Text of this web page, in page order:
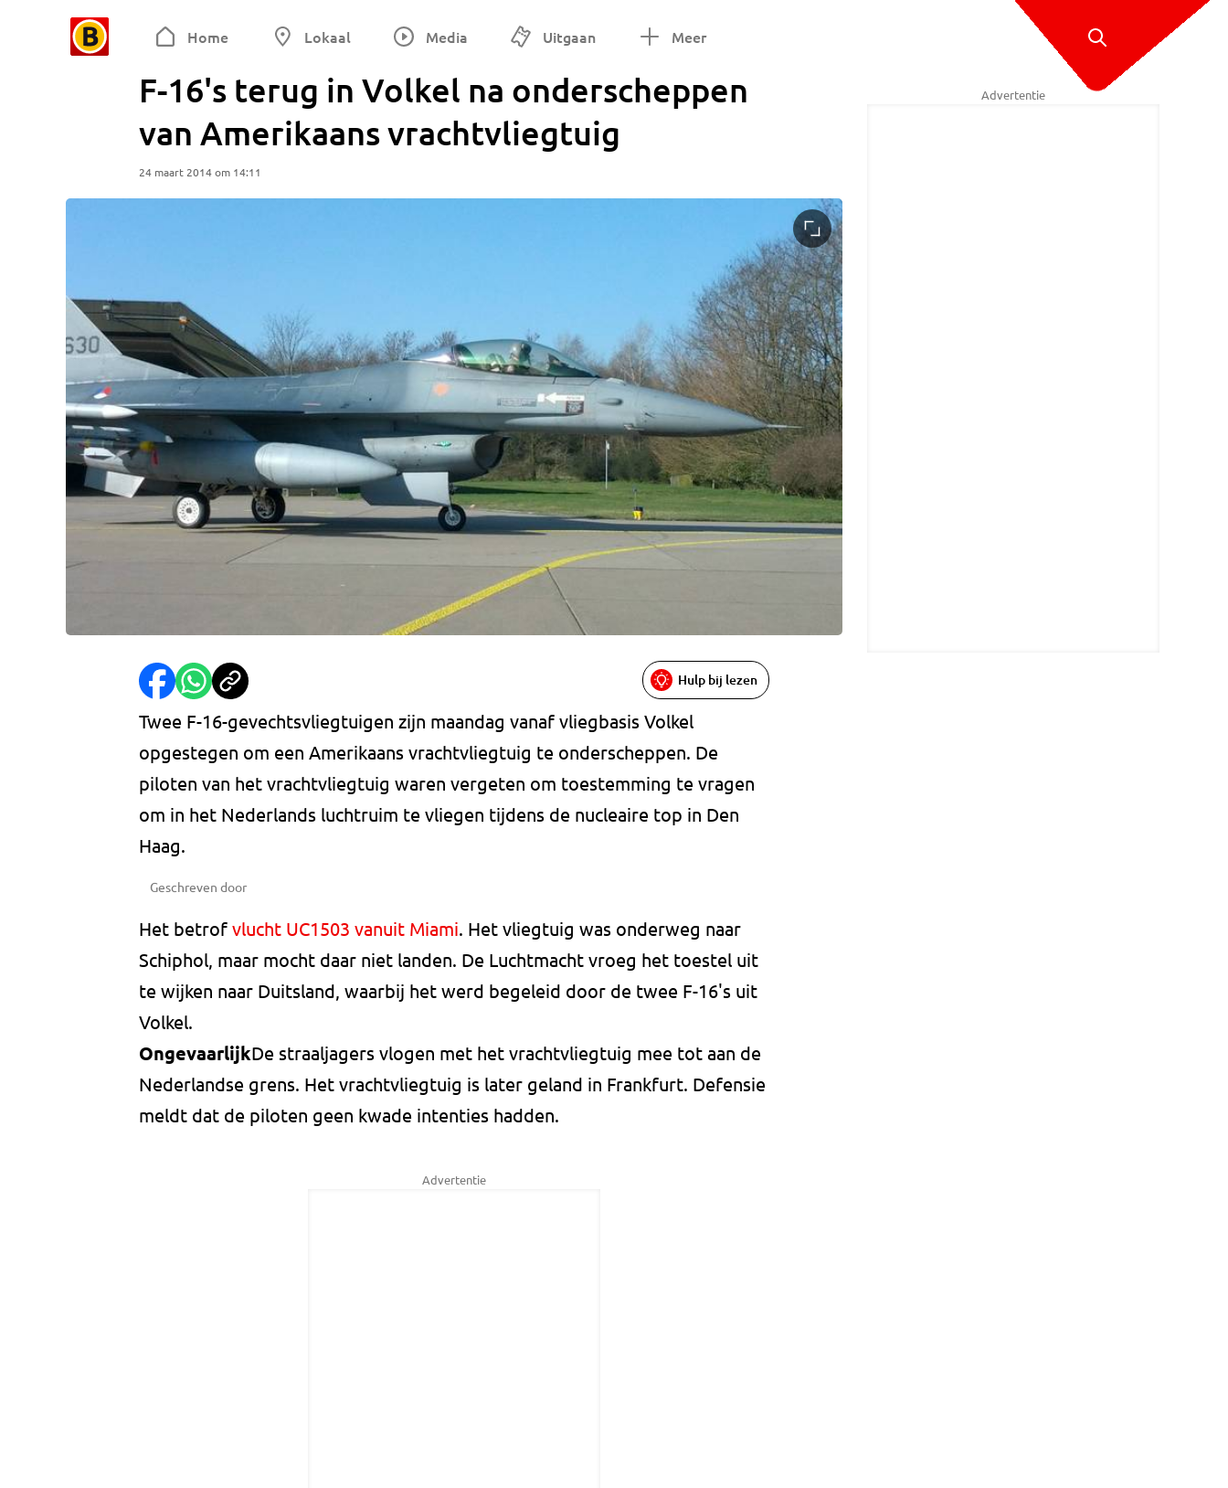
Home Lokaal Media Uitgaan Meer
F-16's terug in Volkel na onderscheppen
van Amerikaans vrachtvliegtuig
24 maart 2014 om 14:11
Hulp bij lezen
Twee F-16-gevechtsvliegtuigen zijn maandag vanaf vliegbasis Volkel
opgestegen om een Amerikaans vrachtvliegtuig te onderscheppen. De
piloten van het vrachtvliegtuig waren vergeten om toestemming te vragen
om in het Nederlands luchtruim te vliegen tijdens de nucleaire top in Den
Haag.
Geschreven door
Het betrof vlucht UC1503 vanuit Miami. Het vliegtuig was onderweg naar
Schiphol, maar mocht daar niet landen. De Luchtmacht vroeg het toestel uit
te wijken naar Duitsland, waarbij het werd begeleid door de twee F-16's uit
Volkel.
OngevaarlijkDe straaljagers vlogen met het vrachtvliegtuig mee tot aan de
Nederlandse grens. Het vrachtvliegtuig is later geland in Frankfurt. Defensie
meldt dat de piloten geen kwade intenties hadden.
Advertentie
Advertentie